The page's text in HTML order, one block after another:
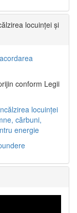
locuinței și
conform Legii
locuinței
cărbuni,
energie